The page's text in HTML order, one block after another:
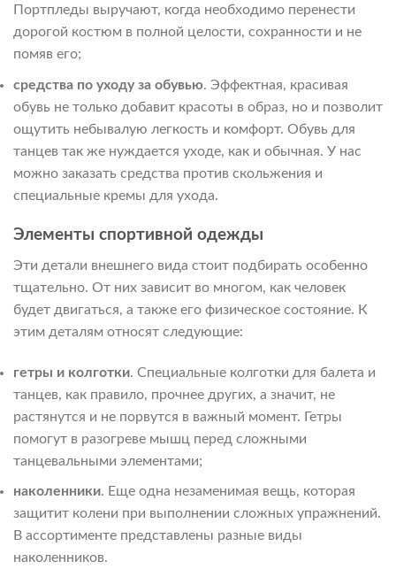
Портпледы выручают, когда необходимо перенести
дорогой костюм в полной целости, сохранности и не
помяв его;
средства по уходу за обувью. Эффектная, красивая
обувь не только добавит красоты в образ, но и позволит
ощутить небывалую легкость и комфорт. Обувь для
танцев так же нуждается уходе, как и обычная. У нас
можно заказать средства против скольжения и
специальные кремы для ухода.
Элементы спортивной одежды
Эти детали внешнего вида стоит подбирать особенно
тщательно. От них зависит во многом, как человек
будет двигаться, а также его физическое состояние. К
этим деталям относят следующие:
гетры и колготки. Специальные колготки для балета и
танцев, как правило, прочнее других, а значит, не
растянутся и не порвутся в важный момент. Гетры
помогут в разогреве мышц перед сложными
танцевальными элементами;
наколенники. Еще одна незаменимая вещь, которая
защитит колени при выполнении сложных упражнений.
В ассортименте представлены разные виды
наколенников.